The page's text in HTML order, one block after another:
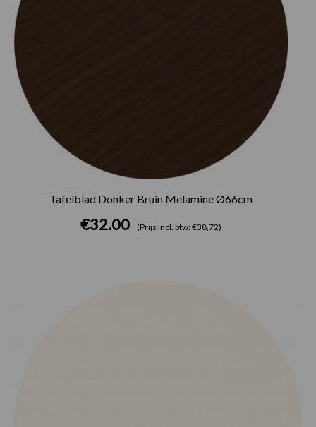
Tafelblad Donker Bruin Melamine Ø66cm
€32.00 (Prijs incl. btw: €38,72)